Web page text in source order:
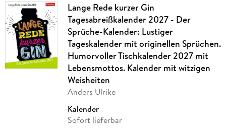
Lange Rede kurzer Gin
Tagesabreißkalender 2027 - Der
Sprüche-Kalender: Lustiger
Tageskalender mit originellen Sprüchen.
Humorvoller Tischkalender 2027 mit
Lebensmottos. Kalender mit witzigen
Weisheiten
Anders Ulrike
Kalender
Sofort lieferbar